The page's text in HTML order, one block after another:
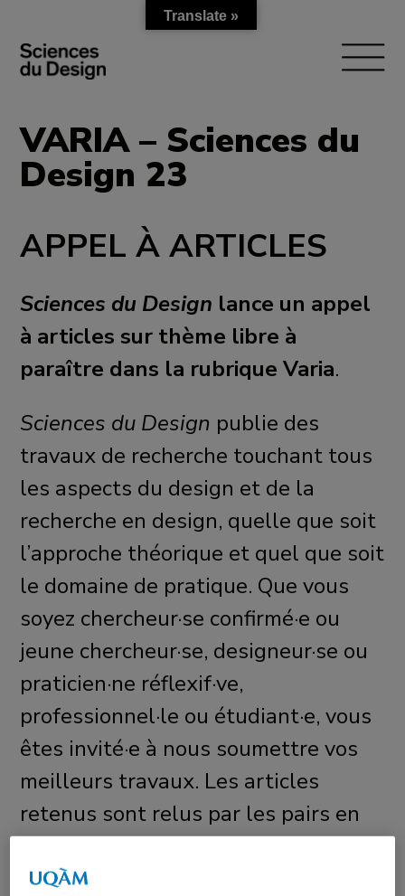
Skip
content
VARIA – Sciences du
Design 23
APPEL À ARTICLES
Sciences du Design lance un appel
à articles sur thème libre à
paraître dans la rubrique Varia.
Sciences du Design publie des
travaux de recherche touchant tous
les aspects du design et de la
recherche en design, quelle que soit
l’approche théorique et quel que soit
le domaine de pratique. Que vous
soyez chercheur·se confirmé·e ou
jeune chercheur·se, designeur·se ou
praticien·ne réflexif·ve,
professionnel·le ou étudiant·e, vous
êtes invité·e à nous soumettre vos
meilleurs travaux. Les articles
retenus sont relus par les pairs en
double aveugle, conformément aux
standards internationaux de
Translate »